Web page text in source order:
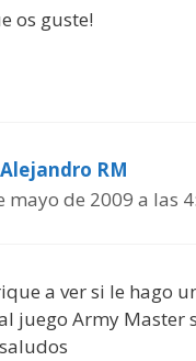
os guste!
Alejandro RM
mayo de 2009 a las
a ver si le hago
juego Army Master